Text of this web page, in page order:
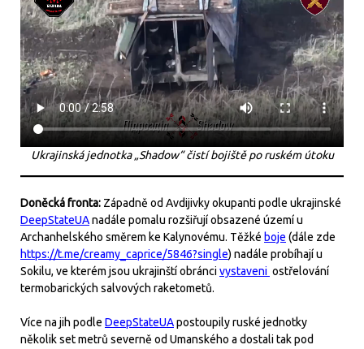
Ukrajinská jednotka „Shadow“ čistí bojiště po ruském útoku
Doněcká fronta: Západně od Avdijivky okupanti podle ukrajinské
DeepStateUAnadále pomalu rozšiřují obsazené území u
Archanhelského směrem ke Kalynovému. Těžké boje (dále zde
https://t.me/creamy_caprice/5846?single) nadále probíhají u
Sokilu, ve kterém jsou ukrajinští obráncivystaveni ostřelování
termobarických salvových raketometů.
Více na jih podle DeepStateUApostoupily ruské jednotky
několik set metrů severně od Umanského a dostali tak pod